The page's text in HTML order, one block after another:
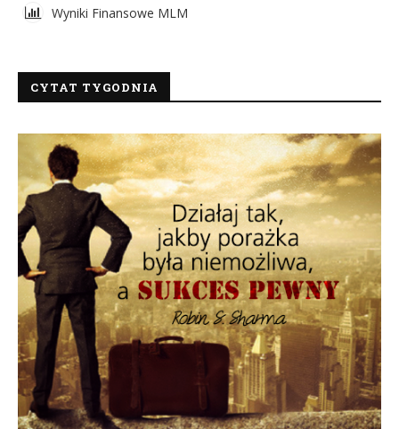
Wyniki Finansowe MLM
CYTAT TYGODNIA